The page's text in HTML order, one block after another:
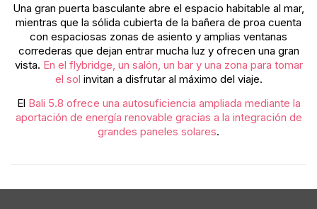
Una gran puerta basculante abre el espacio habitable al mar,
mientras que la sólida cubierta de la bañera de proa cuenta
con espaciosas zonas de asiento y amplias ventanas
correderas que dejan entrar mucha luz y ofrecen una gran
vista. En el flybridge, un salón, un bar y una zona para tomar
el sol invitan a disfrutar al máximo del viaje.
El Bali 5.8 ofrece una autosuficiencia ampliada mediante la
aportación de energía renovable gracias a la integración de
grandes paneles solares.